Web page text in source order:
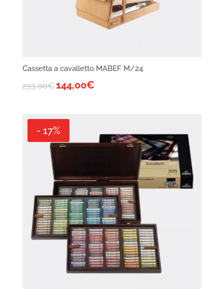
Cassetta a cavalletto MABEF M/24
233,00€ 144,00€
- 17%